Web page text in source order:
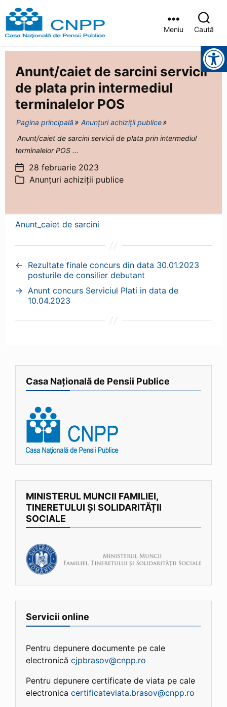
Județeană
Pensii
Brașov
Meniu Caută
Instrumente pentru accesibilitate
Anunt/caiet de sarcini servicii
de plata prin intermediul
terminalelor POS
Pagina principală
Anunțuri achiziții publice
Anunt/caiet de sarcini servicii de plata prin intermediul
terminalelor POS ...
Dată
articol
28 februarie 2023
Categorii
Anunțuri achiziții publice
Anunt_caiet de sarcini
← Rezultate finale concurs din data 30.01.2023
posturile de consilier debutant
→ Anunt concurs Serviciul Plati in data de
10.04.2023
Casa Națională de Pensii Publice
MINISTERUL MUNCII FAMILIEI,
TINERETULUI ȘI SOLIDARITĂȚII
SOCIALE
Servicii online
Pentru depunere documente pe cale
electronică cjpbrasov@cnpp.ro
Pentru depunere certificate de viata pe cale
electronica certificateviata.brasov@cnpp.ro